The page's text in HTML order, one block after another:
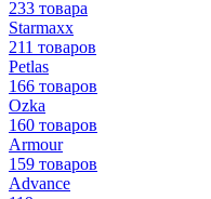
233 товара
Starmaxx
211 товаров
Petlas
166 товаров
Ozka
160 товаров
Armour
159 товаров
Advance